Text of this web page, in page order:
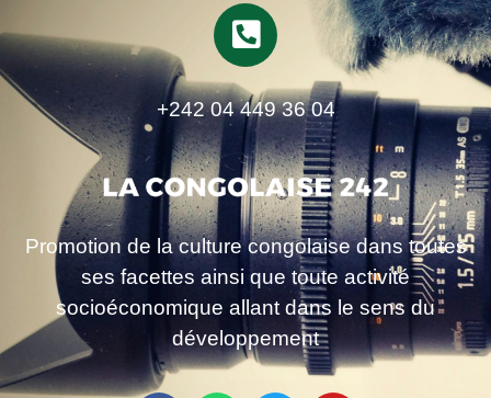
+242 04 449 36 04
Promotion de la culture congolaise dans toutes
ses facettes ainsi que toute activité
socioéconomique allant dans le sens du
développement